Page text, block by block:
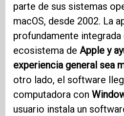
parte de sus sistemas
macOS, desde 2002. La
profundamente
ecosistema deApple y
experiencia general sea
otro lado, el software
computadora con
usuario instala un